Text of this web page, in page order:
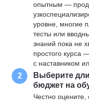
опытным —
уровне, многие
тесты или
знаний пока не
простого курса
с наставником
2
Выберите
бюджет на
Честно